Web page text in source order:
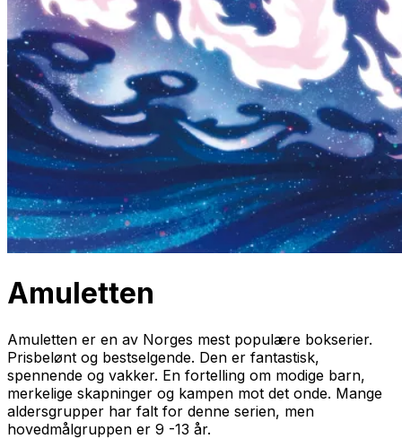
Amuletten
Amuletten er en av Norges mest populære bokserier.
Prisbelønt og bestselgende. Den er fantastisk,
spennende og vakker. En fortelling om modige barn,
merkelige skapninger og kampen mot det onde. Mange
aldersgrupper har falt for denne serien, men
hovedmålgruppen er 9 -13 år.